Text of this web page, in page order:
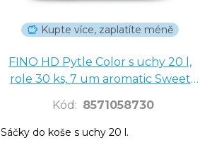
Kupte více, zaplatíte méně
FINO HD Pytle Color s uchy 20 l,
role 30 ks, 7 um aromatic Sweet
Kód : 8571058730
Sáčky do koše s uchy 20 l.